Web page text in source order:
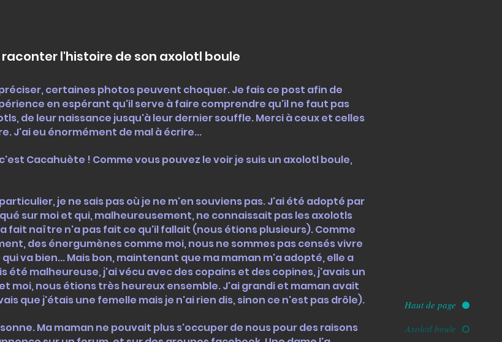
Haut de page
Axolotl boule
l'histoire de son axolotl boule
certaines photos peuvent choquer. Je fais ce post afin de
en espérant qu'il serve à faire comprendre qu'il ne faut pas
de leur naissance jusqu'à leur dernier souffle. Merci à ceux et celles
J'ai eu énormément de mal à écrire...
Cacahuète ! Comme vous pouvez le voir je suis un axolotl boule,
je ne sais pas où je ne m'en souviens pas. J'ai été adopté par
sur moi et qui, malheureusement, ne connaissait pas les axolotls
fait naître n'a pas fait ce qu'il fallait (nous étions plusieurs). Comme
des énergumènes comme moi, nous ne sommes pas censés vivre
va bien... Mais bon, maintenant que ma maman m'a adopté, elle a
été malheureuse, j'ai vécu avec des copains et des copines, j'avais un
moi, nous étions très heureux ensemble. J'ai grandi et maman avait
que j'étais une femelle mais je n'ai rien dis, sinon ce n'est pas drôle).
Ma maman ne pouvait plus s'occuper de nous pour des raisons